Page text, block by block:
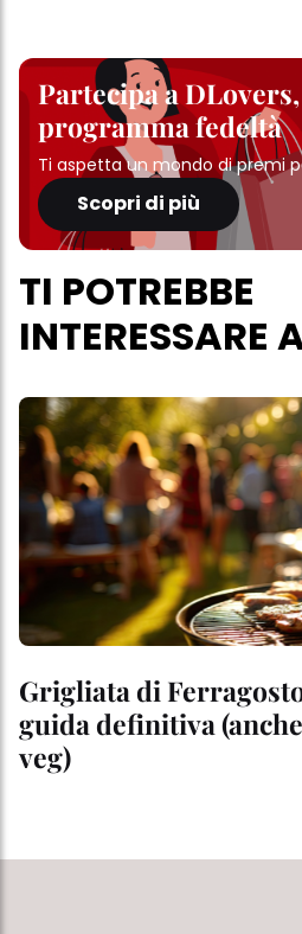
Partecipa a
programma fedeltà
Ti aspetta un mondo di premi
Scopri di più
TI POTREBBE
INTERESSARE
Grigliata di
guida definitiva
veg)